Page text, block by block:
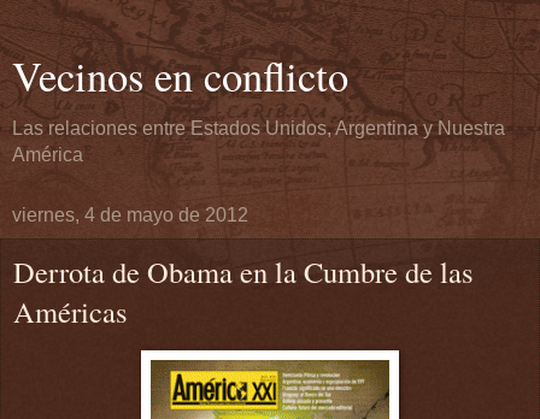
Vecinos en conflicto
Las relaciones entre Estados Unidos, Argentina y Nuestra
América
viernes, 4 de mayo de 2012
Derrota de Obama en la Cumbre de las
Américas